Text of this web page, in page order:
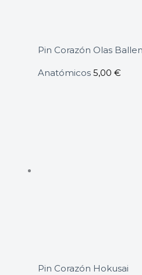
Pin Corazón Olas
Anatómicos 5,00 €
Pin Corazón Hokusai